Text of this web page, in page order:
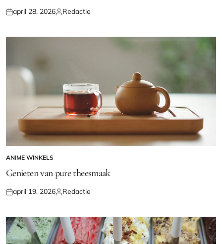
Geplaatst
april 28, 2026Geplaatst
Redactie
GEPLAATST
IN
ANIME WINKELS
Genieten van pure theesmaak
Geplaatst
april 19, 2026Geplaatst
Redactie